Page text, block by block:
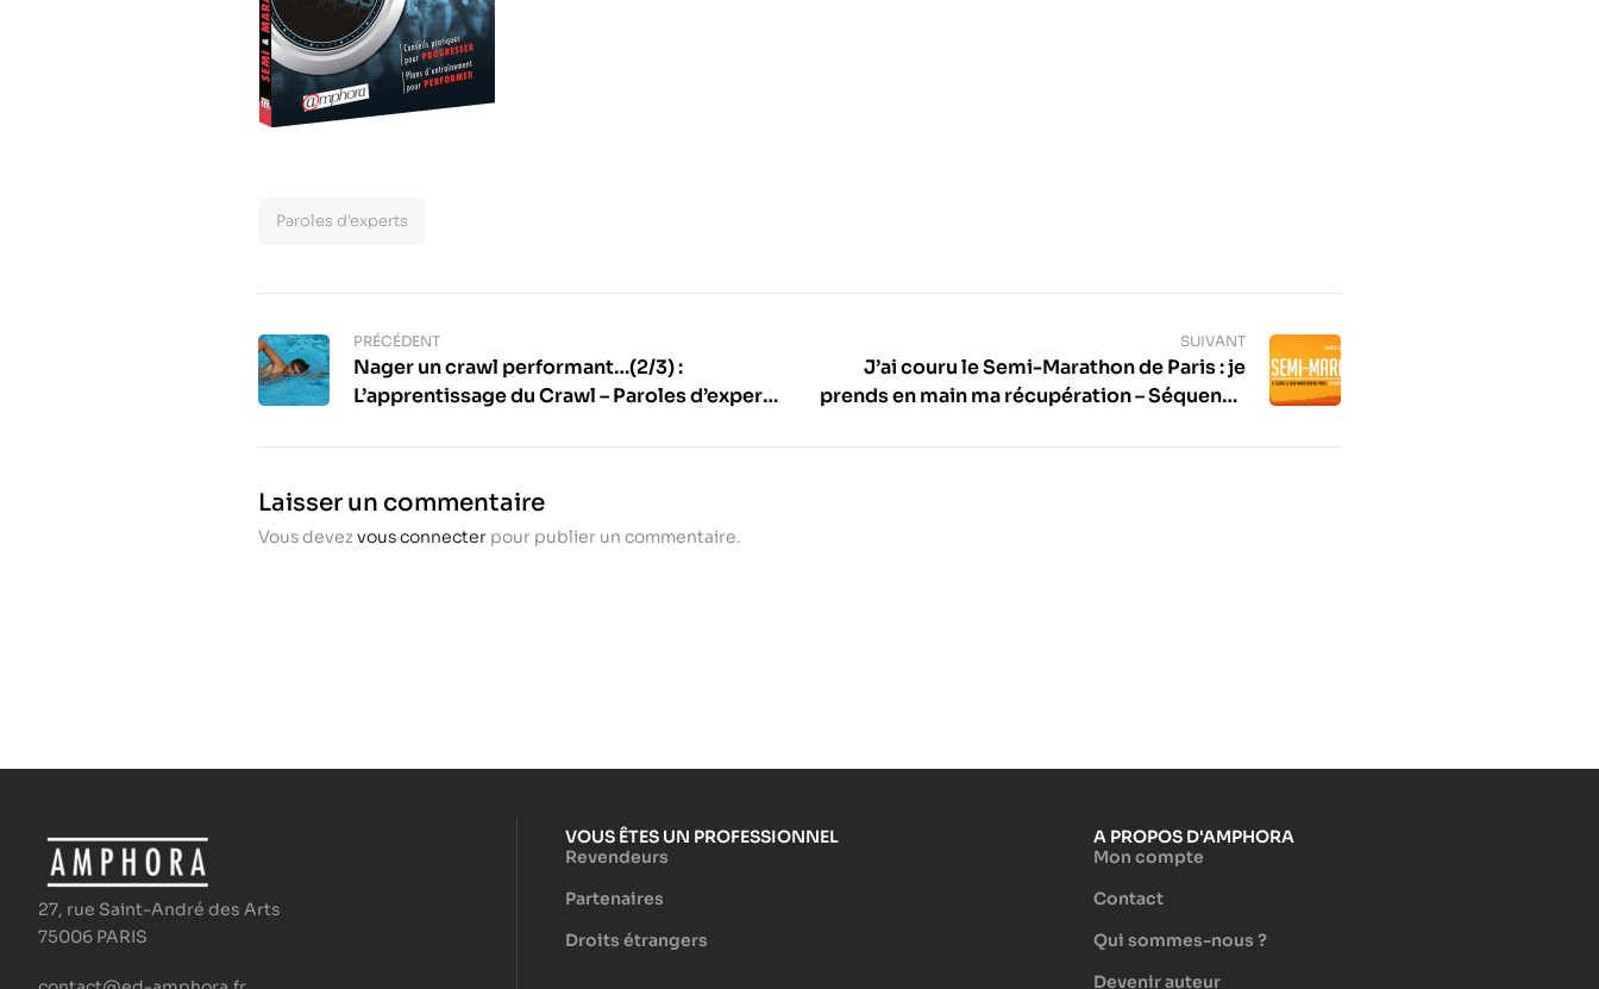
Paroles d'experts
PRÉCÉDENT
Nager un crawl performant…(2/3) :
L’apprentissage du Crawl – Paroles d’experts
SUIVANT
J’ai couru le Semi-Marathon de Paris : je
prends en main ma récupération – Séquence
Laisser un commentaire
Vous devezvous connecter pour publier un commentaire.
27, rue Saint-André des Arts
75006 PARIS
VOUS ÊTES UN PROFESSIONNEL
Revendeurs
Partenaires
Droits étrangers
A PROPOS D'AMPHORA
Mon compte
Contact
Qui sommes-nous ?
Devenir auteur